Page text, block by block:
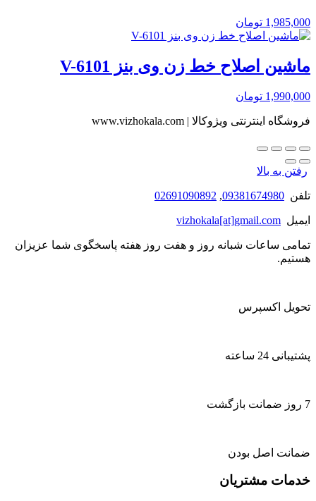
1,985,000 تومان
ماشین اصلاح خط زن وی بنز V-6101
1,990,000 تومان
فروشگاه اینترنتی ویژوکالا | www.vizhokala.com
رفتن به بالا
تلفن 09381674980
,
02691090892
ایمیل vizhokala[at]gmail.com
تمامی ساعات شبانه روز و هفت روز هفته پاسخگوی شما عزیزان
هستیم.
تحویل اکسپرس
پشتیبانی 24 ساعته
7 روز ضمانت بازگشت
ضمانت اصل بودن
خدمات مشتریان